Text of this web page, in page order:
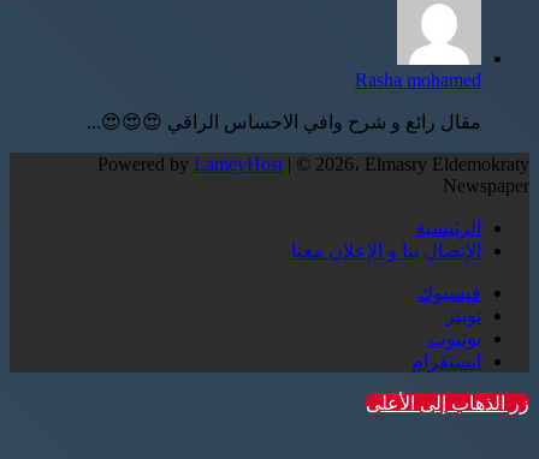
Rasha mohamed
مقال رائع و شرح وافي الاحساس الراقي 😍😍😍...
Powered by LameyHost| © 2026، Elmasry Eldemokraty
Newspaper
الرئيسية
الإتصال بنا و الإعلان معنا
فيسبوك
تويتر
يوتيوب
انستقرام
زر الذهاب إلى الأعلى